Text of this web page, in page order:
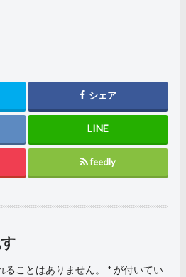
シェア
feedly
ことはありません。 *が付いてい